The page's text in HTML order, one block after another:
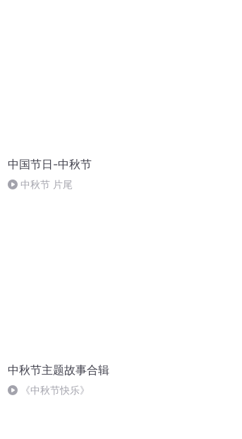
中国节日-中秋节
中秋节 片尾
中秋节主题故事合辑
《中秋节快乐》